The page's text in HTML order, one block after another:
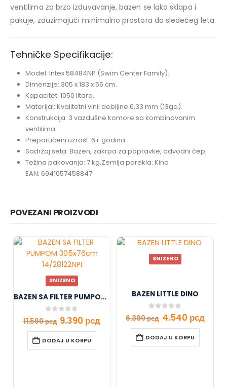
ventilima za brzo izduvavanje, bazen se lako sklapa i
pakuje, zauzimajući minimalno prostora do sledećeg leta.
Tehničke Specifikacije:
Model: Intex 58484NP (Swim Center Family).
Dimenzije: 305 x 183 x 56 cm.
Kapacitet: 1050 litara.
Materijal: Kvalitetni vinil debljine 0,33 mm (13ga).
Konstrukcija: 3 vazdušne komore sa kombinovanim
ventilima.
Preporučeni uzrast: 6+ godina.
Sadržaj seta: Bazen, zakrpa za popravke, odvodni čep.
Težina pakovanja: 7 kg.Zemlja porekla: Kina
EAN: 6941057458847
POVEZANI PROIZVODI
SNIZENO
BAZEN SA FILTER PUMPOM 305x76cm 14/28122NPI
out of 5
11.590рсд 9.390 рсд
DODAJ U KORPU
SNIZENO
BAZEN LITTLE DINO
out of 5
6.390рсд 4.540 рсд
DODAJ U KORPU